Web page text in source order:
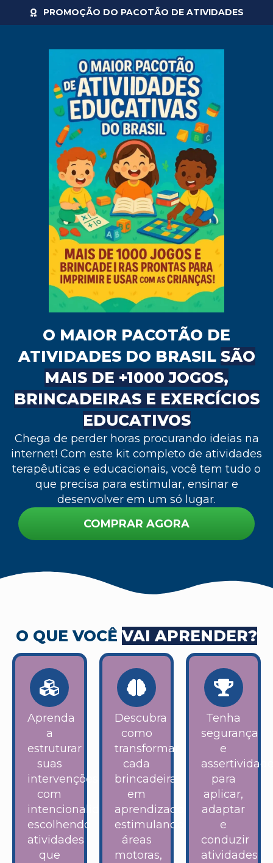
PROMOÇÃO DO PACOTÃO DE ATIVIDADES
O MAIOR PACOTÃO DE
ATIVIDADES DO BRASIL SÃO
MAIS DE +1000 JOGOS,
BRINCADEIRAS E EXERCÍCIOS
EDUCATIVOS
Chega de perder horas procurando ideias na
internet! Com este kit completo de atividades
terapêuticas e educacionais, você tem tudo o
que precisa para estimular, ensinar e
desenvolver em um só lugar.
COMPRAR AGORA
O QUE VOCÊ VAI APRENDER?
Aprenda
a
estruturar
suas
intervenções
com
intencionalidade,
escolhendo
atividades
que
Descubra
como
transformar
cada
brincadeira
em
aprendizado,
estimulando
áreas
motoras,
Tenha
segurança
e
para
aplicar,
adaptar
e
conduzir
atividades